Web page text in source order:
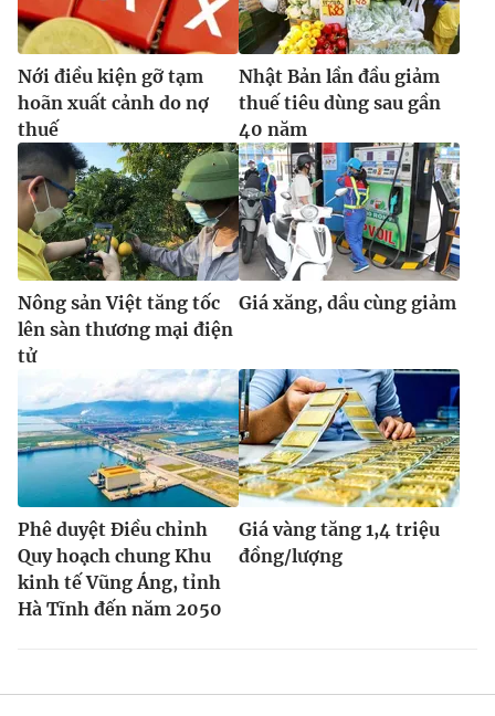
Nới điều kiện gỡ tạm
hoãn xuất cảnh do nợ
thuế
Nhật Bản lần đầu giảm
thuế tiêu dùng sau gần
40 năm
Nông sản Việt tăng tốc
lên sàn thương mại điện
tử
Giá xăng, dầu cùng giảm
Phê duyệt Điều chỉnh
Quy hoạch chung Khu
kinh tế Vũng Áng, tỉnh
Hà Tĩnh đến năm 2050
Giá vàng tăng 1,4 triệu
đồng/lượng